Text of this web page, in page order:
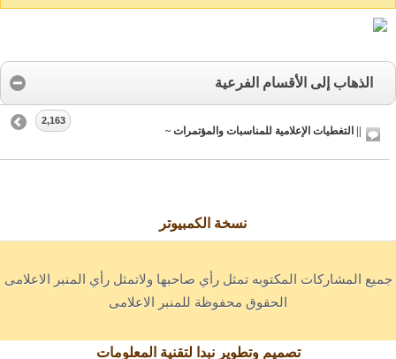
الذهاب إلى الأقسام الفرعية
|| التغطيات الإعلامية للمناسبات والمؤتمرات ~
2,163
نسخة الكمبيوتر
جميع المشاركات المكتوبه تمثل رأي صاحبها ولاتمثل رأي المنبر الاعلامى
الحقوق محفوظة للمنبر الاعلامى
تصميم وتطوير نبدا لتقنية المعلومات